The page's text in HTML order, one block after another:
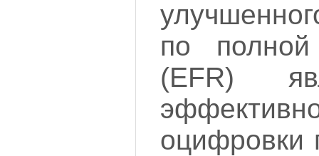
по
(EFR)
оцифровки